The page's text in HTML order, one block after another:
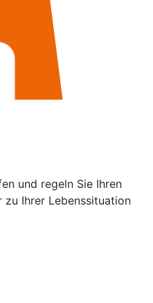
und regeln Sie Ihren
zu Ihrer Lebenssituation